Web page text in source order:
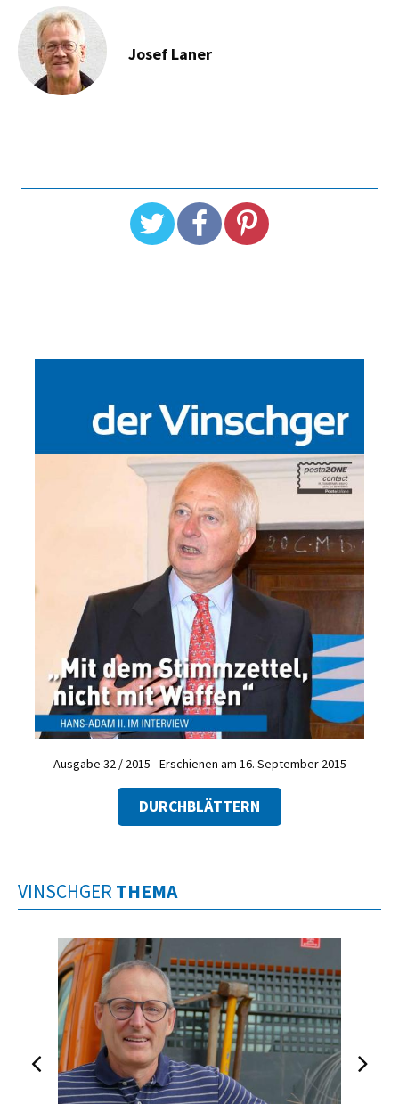
Josef Laner
Ausgabe 32 / 2015 - Erschienen am 16. September 2015
DURCHBLÄTTERN
VINSCHGER THEMA